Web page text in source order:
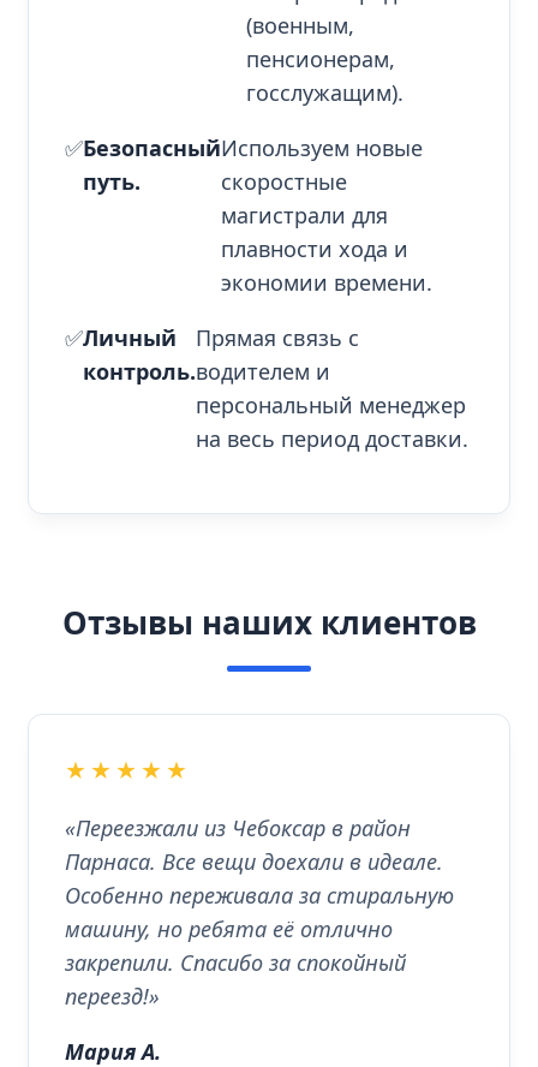
(военным,
пенсионерам,
госслужащим).
✅Безопасный
путь.
Используем новые
скоростные
магистрали для
плавности хода и
экономии времени.
✅Личный
контроль.
Прямая связь с
водителем и
персональный менеджер
на весь период доставки.
Отзывы наших клиентов
★★★★★
«Переезжали из Чебоксар в район
Парнаса. Все вещи доехали в идеале.
Особенно переживала за стиральную
машину, но ребята её отлично
закрепили. Спасибо за спокойный
переезд!»
Мария А.